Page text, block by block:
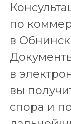
по
в
в
вы
спора и